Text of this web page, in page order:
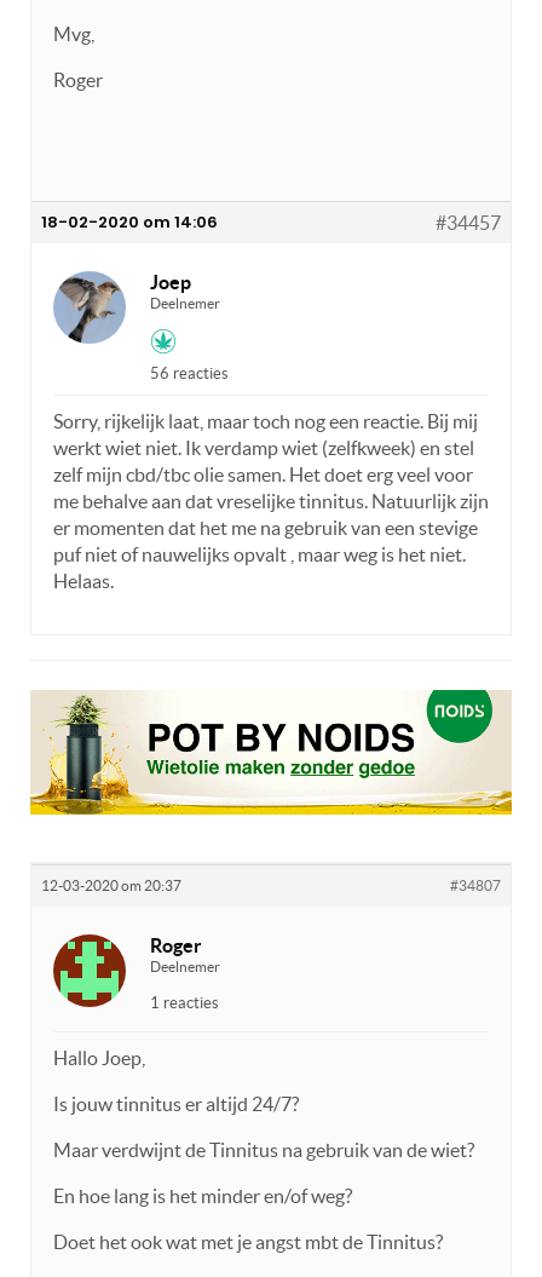
Mvg,
Roger
18-02-2020 om 14:06 #34457
Joep
Deelnemer
56 reacties
Sorry, rijkelijk laat, maar toch nog een reactie. Bij mij
werkt wiet niet. Ik verdamp wiet (zelfkweek) en stel
zelf mijn cbd/tbc olie samen. Het doet erg veel voor
me behalve aan dat vreselijke tinnitus. Natuurlijk zijn
er momenten dat het me na gebruik van een stevige
puf niet of nauwelijks opvalt , maar weg is het niet.
Helaas.
12-03-2020 om 20:37 #34807
Roger
Deelnemer
1 reacties
Hallo Joep,
Is jouw tinnitus er altijd 24/7?
Maar verdwijnt de Tinnitus na gebruik van de wiet?
En hoe lang is het minder en/of weg?
Doet het ook wat met je angst mbt de Tinnitus?